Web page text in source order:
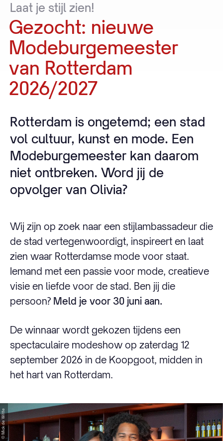
Laat je stijl zien!
Gezocht: nieuwe
Modeburgemeester
van Rotterdam
2026/2027
Rotterdam is ongetemd; een stad
vol cultuur, kunst en mode. Een
Modeburgemeester kan daarom
niet ontbreken. Word jij de
opvolger van Olivia?
Wij zijn op zoek naar een stijlambassadeur die
de stad vertegenwoordigt, inspireert en laat
zien waar Rotterdamse mode voor staat.
Iemand met een passie voor mode, creatieve
visie en liefde voor de stad. Ben jij die
persoon? Meld je voor 30 juni aan.
De winnaar wordt gekozen tijdens een
spectaculaire modeshow op zaterdag 12
september 2026 in de Koopgoot, midden in
het hart van Rotterdam.
© Mick de Witte